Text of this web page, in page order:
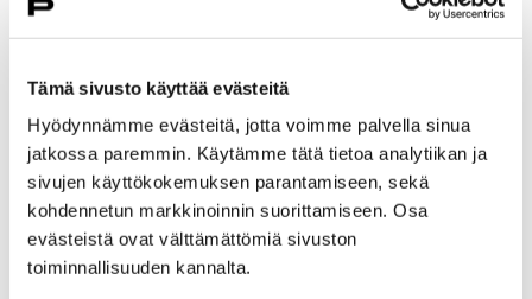
Tämä sivusto käyttää evästeitä
Hyödynnämme evästeitä, jotta voimme palvella sinua
jatkossa paremmin. Käytämme tätä tietoa analytiikan ja
sivujen käyttökokemuksen parantamiseen, sekä
kohdennetun markkinoinnin suorittamiseen. Osa
evästeistä ovat välttämättömiä sivuston
toiminnallisuuden kannalta.